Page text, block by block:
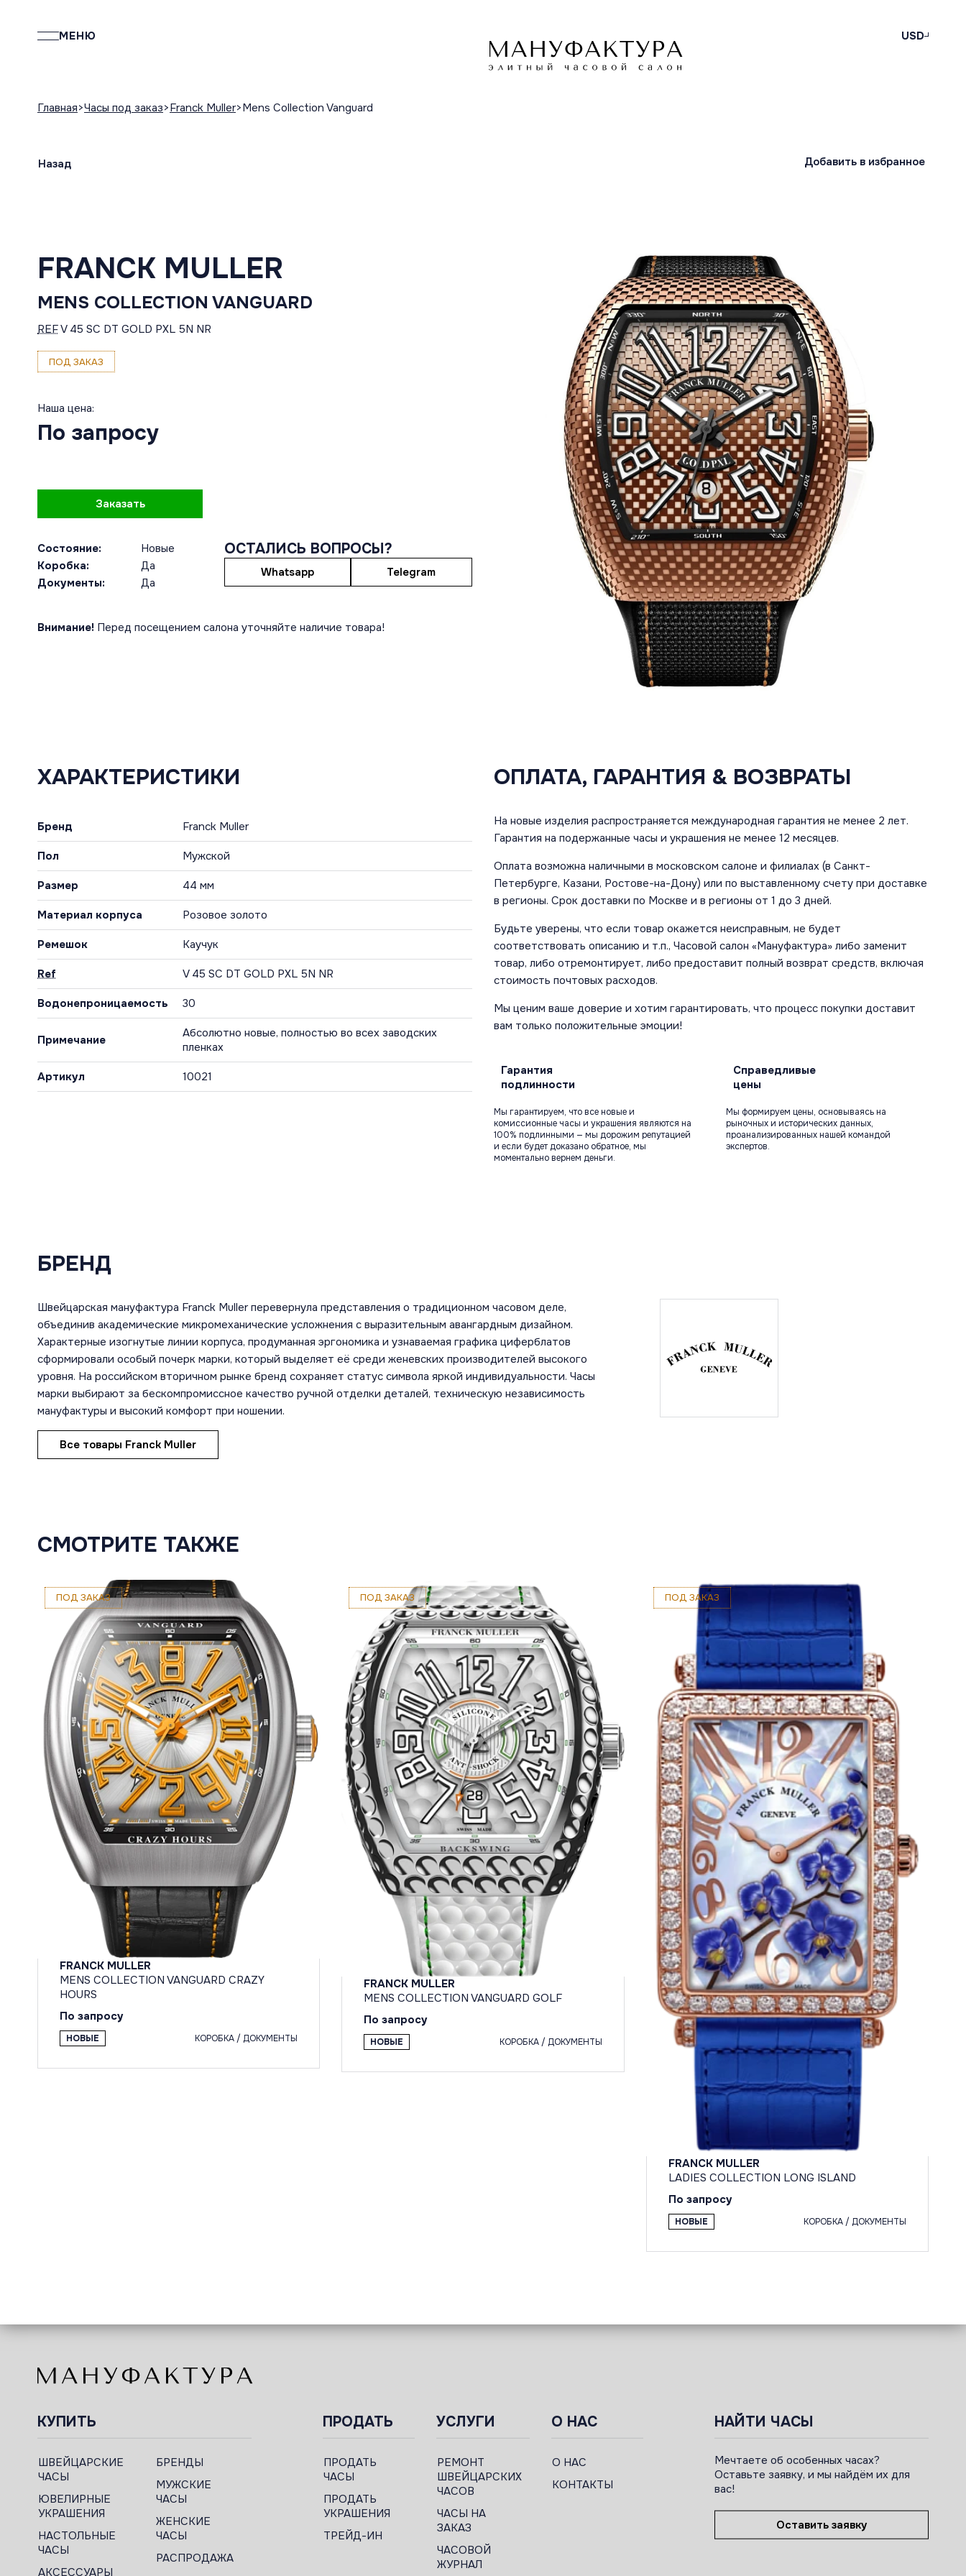
МЕНЮ USD
Главная Часы под заказ Franck Muller Mens Collection Vanguard
Назад Добавить в избранное
FRANCK MULLER
MENS COLLECTION VANGUARD
REFV 45 SC DT GOLD PXL 5N NR
ПОД ЗАКАЗ
Наша цена:
По запросу
Заказать
Состояние:
Новые
Коробка:
Да
Документы:
Да
ОСТАЛИСЬ ВОПРОСЫ?
Whatsapp Telegram
Внимание! Перед посещением салона уточняйте наличие товара!
ХАРАКТЕРИСТИКИ
Бренд Franck Muller
Пол Мужской
Размер 44 мм
Материал корпуса Розовое золото
Ремешок Каучук
Ref V 45 SC DT GOLD PXL 5N NR
Водонепроницаемость 30
Примечание
Абсолютно новые, полностью во всех заводских
пленках
Артикул 10021
ОПЛАТА, ГАРАНТИЯ & ВОЗВРАТЫ
На новые изделия распространяется международная гарантия не менее 2 лет.
Гарантия на подержанные часы и украшения не менее 12 месяцев.
Оплата возможна наличными в московском салоне и филиалах (в Санкт-
Петербурге, Казани, Ростове-на-Дону) или по выставленному счету при доставке
в регионы. Срок доставки по Москве и в регионы от 1 до 3 дней.
Будьте уверены, что если товар окажется неисправным, не будет
соответствовать описанию и т.п., Часовой салон «Мануфактура» либо заменит
товар, либо отремонтирует, либо предоставит полный возврат средств, включая
стоимость почтовых расходов.
Мы ценим ваше доверие и хотим гарантировать, что процесс покупки доставит
вам только положительные эмоции!
Гарантия
подлинности
Мы гарантируем, что все новые и
комиссионные часы и украшения являются на
100% подлинными — мы дорожим репутацией
и если будет доказано обратное, мы
моментально вернем деньги.
Справедливые
цены
Мы формируем цены, основываясь на
рыночных и исторических данных,
проанализированных нашей командой
экспертов.
БРЕНД
Швейцарская мануфактура Franck Muller перевернула представления о традиционном часовом деле,
объединив академические микромеханические усложнения с выразительным авангардным дизайном.
Характерные изогнутые линии корпуса, продуманная эргономика и узнаваемая графика циферблатов
сформировали особый почерк марки, который выделяет её среди женевских производителей высокого
уровня. На российском вторичном рынке бренд сохраняет статус символа яркой индивидуальности. Часы
марки выбирают за бескомпромиссное качество ручной отделки деталей, техническую независимость
мануфактуры и высокий комфорт при ношении.
Все товары Franck Muller
СМОТРИТЕ ТАКЖЕ
ПОД ЗАКАЗ
FRANCK MULLER
MENS COLLECTION VANGUARD CRAZY
HOURS
По запросу
НОВЫЕ КОРОБКА / ДОКУМЕНТЫ
ПОД ЗАКАЗ
FRANCK MULLER
MENS COLLECTION VANGUARD GOLF
По запросу
НОВЫЕ КОРОБКА / ДОКУМЕНТЫ
ПОД ЗАКАЗ
FRANCK MULLER
LADIES COLLECTION LONG ISLAND
По запросу
НОВЫЕ КОРОБКА / ДОКУМЕНТЫ
КУПИТЬ
ШВЕЙЦАРСКИЕ
ЧАСЫ
ЮВЕЛИРНЫЕ
УКРАШЕНИЯ
НАСТОЛЬНЫЕ
ЧАСЫ
АКСЕССУАРЫ
БРЕНДЫ
МУЖСКИЕ
ЧАСЫ
ЖЕНСКИЕ
ЧАСЫ
РАСПРОДАЖА
ПРОДАТЬ
ПРОДАТЬ
ЧАСЫ
ПРОДАТЬ
УКРАШЕНИЯ
ТРЕЙД-ИН
УСЛУГИ
РЕМОНТ
ШВЕЙЦАРСКИХ
ЧАСОВ
ЧАСЫ НА
ЗАКАЗ
ЧАСОВОЙ
ЖУРНАЛ
О НАС
О НАС
КОНТАКТЫ
НАЙТИ ЧАСЫ
Мечтаете об особенных часах?
Оставьте заявку, и мы найдём их для
вас!
Оставить заявку